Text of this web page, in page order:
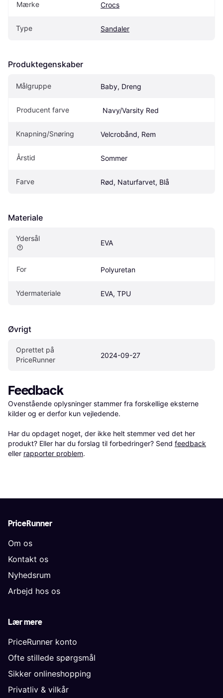
Mærke Crocs
Type Sandaler
Produktegenskaber
Målgruppe Baby, Dreng
Producent farve Navy/Varsity Red
Knapning/Snøring Velcrobånd, Rem
Årstid Sommer
Farve Rød, Naturfarvet, Blå
Materiale
Ydersål
EVA
For Polyuretan
Ydermateriale EVA, TPU
Øvrigt
Oprettet på
PriceRunner
2024-09-27
Feedback
Ovenstående oplysninger stammer fra forskellige eksterne
kilder og er derfor kun vejledende.
Har du opdaget noget, der ikke helt stemmer ved det her
produkt? Eller har du forslag til forbedringer? Send feedback
eller rapporter problem.
PriceRunner
Om os
Kontakt os
Nyhedsrum
Arbejd hos os
Lær mere
PriceRunner konto
Ofte stillede spørgsmål
Sikker onlineshopping
Privatliv & vilkår